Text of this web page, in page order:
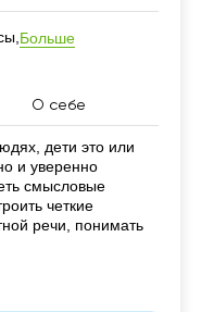
Больше
О себе
дети это или
и уверенно
смысловые
четкие
речи, понимать